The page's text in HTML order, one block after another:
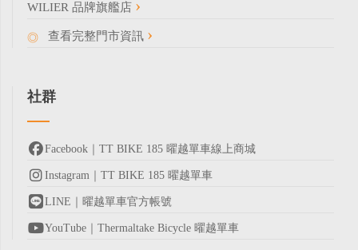
WILIER 品牌旗艦店
查看完整門市資訊
社群
Facebook｜TT BIKE 185 曜越單車線上商城
Instagram｜TT BIKE 185 曜越單車
LINE｜曜越單車官方帳號
YouTube｜Thermaltake Bicycle 曜越單車